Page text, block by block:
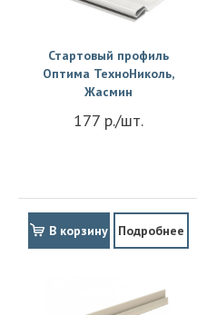
Стартовый профиль
Оптима ТехноНиколь,
Жасмин
177 р./шт.
В корзину Подробнее